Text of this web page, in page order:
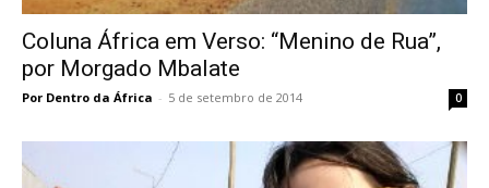
Coluna África em Verso: “Menino de Rua”,
por Morgado Mbalate
Por Dentro da África - 5 de setembro de 2014 0